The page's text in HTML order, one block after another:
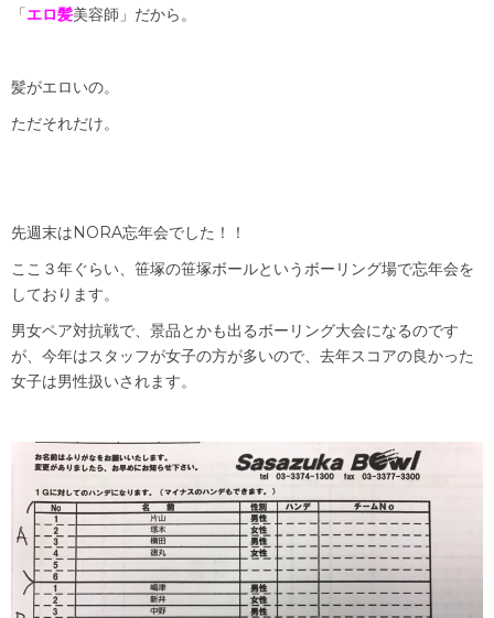
「エロ髪美容師」だから。
髪がエロいの。
ただそれだけ。
先週末はNORA忘年会でした！！
ここ３年ぐらい、笹塚の笹塚ボールというボーリング場で忘年会を
しております。
男女ペア対抗戦で、景品とかも出るボーリング大会になるのです
が、今年はスタッフが女子の方が多いので、去年スコアの良かった
女子は男性扱いされます。